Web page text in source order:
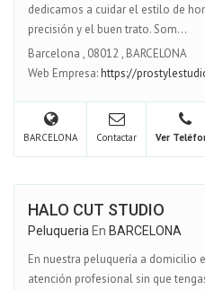
dedicamos a cuidar el estilo de
precisión y el buen trato. Som...
Barcelona , 08012 , BARCELONA
Web Empresa:https://
BARCELONA Contactar Ver
HALO CUT STUDIO
Peluqueria En BARCELONA
En nuestra peluquería a domicilio
atención profesional sin que